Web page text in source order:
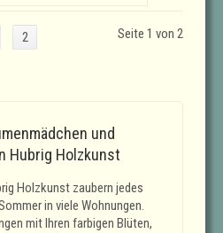
2
Seite 1 von 2
und
Hubrig Holzkunst
Holzkunst zaubern jedes
in viele Wohnungen.
mit Ihren farbigen Blüten,